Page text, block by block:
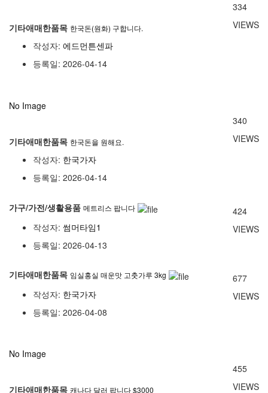
기타애매한품목 한국돈(원화) 구합니다.
작성자: 에드먼튼센파
등록일: 2026-04-14
334
VIEWS
No Image
기타애매한품목 한국돈을 원해요.
작성자: 한국가자
등록일: 2026-04-14
340
VIEWS
가구/가전/생활용품 메트리스 팝니다
작성자: 썸머타임1
등록일: 2026-04-13
424
VIEWS
기타애매한품목 임실홍실 매운맛 고춧가루 3kg
작성자: 한국가자
등록일: 2026-04-08
677
VIEWS
No Image
기타애매한품목 캐나다 달러 팝니다 $3000
455
VIEWS